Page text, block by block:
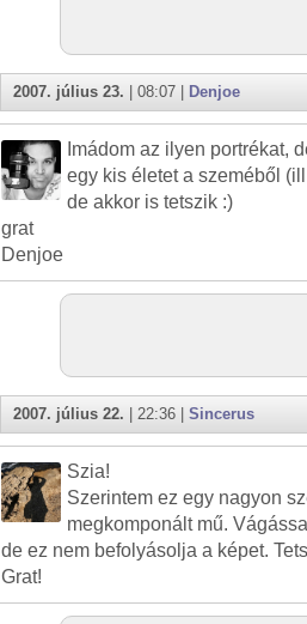
2007. július 23. | 08:07 | Denjoe
Imádom az ilyen portrékat,
egy kis életet a szeméből
de akkor is tetszik :)
grat
Denjoe
2007. július 22. | 22:36 | Sincerus
Szia!
Szerintem ez egy nagyon
megkomponált mű.
de ez nem befolyásolja a képet.
Grat!